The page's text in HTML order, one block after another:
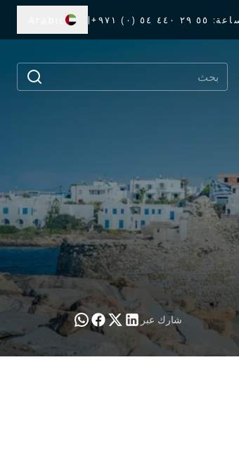
: ٥٥ ٢٩ ٤٤٠ ٥٤ (٠) ٩٧١+ |
Arabic
شارك عبر